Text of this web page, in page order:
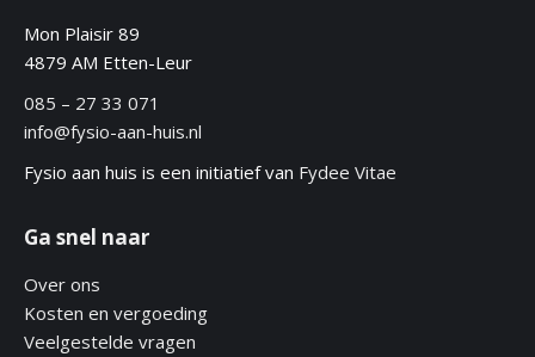
Mon Plaisir 89
4879 AM Etten-Leur
085 – 27 33 071
info@fysio-aan-huis.nl
Fysio aan huis is een initiatief van Fydee Vitae
Ga snel naar
Over ons
Kosten en vergoeding
Veelgestelde vragen